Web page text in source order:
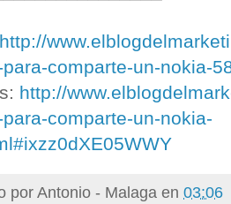
http://
comparte-un-nokia-
http://
comparte-un-nokia-
porAntonio - Malaga en 03:06